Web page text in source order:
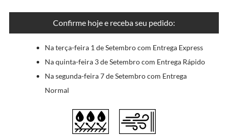
Confirme hoje e receba seu pedido:
Na terça-feira 1 de Setembro com Entrega Express
Na quinta-feira 3 de Setembro com Entrega Rápido
Na segunda-feira 7 de Setembro com Entrega
Normal